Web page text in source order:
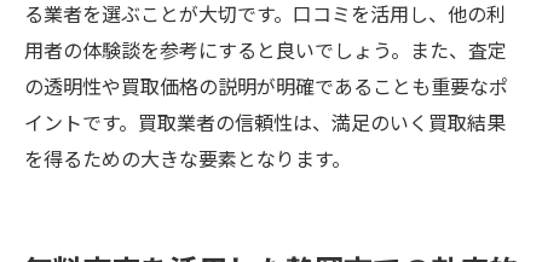
る業者を選ぶことが大切です。口コミを活用し、他の利
用者の体験談を参考にすると良いでしょう。また、査定
の透明性や買取価格の説明が明確であることも重要なポ
イントです。買取業者の信頼性は、満足のいく買取結果
を得るための大きな要素となります。